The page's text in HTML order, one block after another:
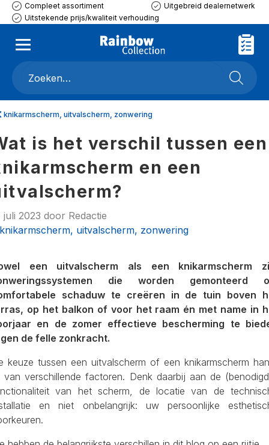
Compleet assortiment
Uitgebreid dealernetwerk
Uitstekende prijs/kwaliteit verhouding
knikarmscherm, uitvalscherm, zonwering
is het verschil tussen een
en een
juli 2023 door Redactie
knikarmscherm, uitvalscherm, zonwering
een uitvalscherm als een knikarmscherm
die worden gemonteerd
schaduw te creëren in de tuin boven
op het balkon of voor het raam én met name in
en de zomer effectieve bescherming te
de felle zonkracht.
keuze tussen een uitvalscherm of een knikarmscherm
van verschillende factoren. Denk daarbij aan de
van het scherm, de locatie van de
en niet onbelangrijk: uw persoonlijke